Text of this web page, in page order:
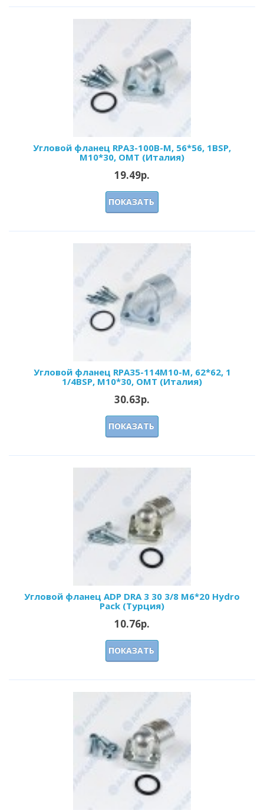
Угловой фланец RPA3-100В-M, 56*56, 1BSP,
М10*30, OMT (Италия)
19.49р.
ПОКАЗАТЬ
Угловой фланец RPA35-114М10-M, 62*62, 1
1/4BSP, М10*30, OMT (Италия)
30.63р.
ПОКАЗАТЬ
Угловой фланец ADP DRA 3 30 3/8 M6*20 Hydro
Pack (Турция)
10.76р.
ПОКАЗАТЬ